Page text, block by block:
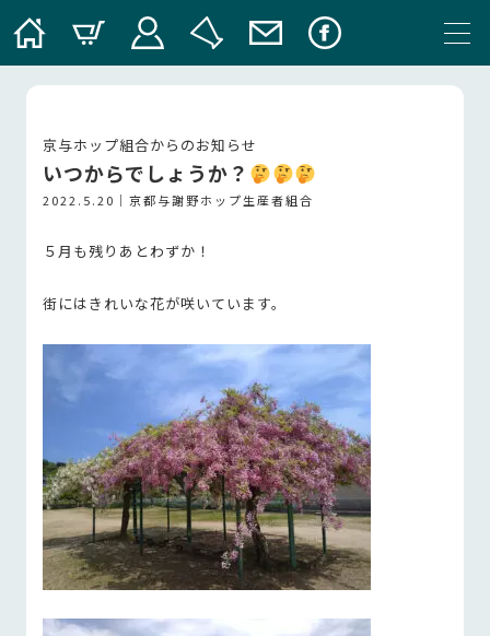
京与ホップ組合からのお知らせ
いつからでしょうか？
2022.5.20｜ 京都与謝野ホップ生産者組合
５月も残りあとわずか！
街にはきれいな花が咲いています。